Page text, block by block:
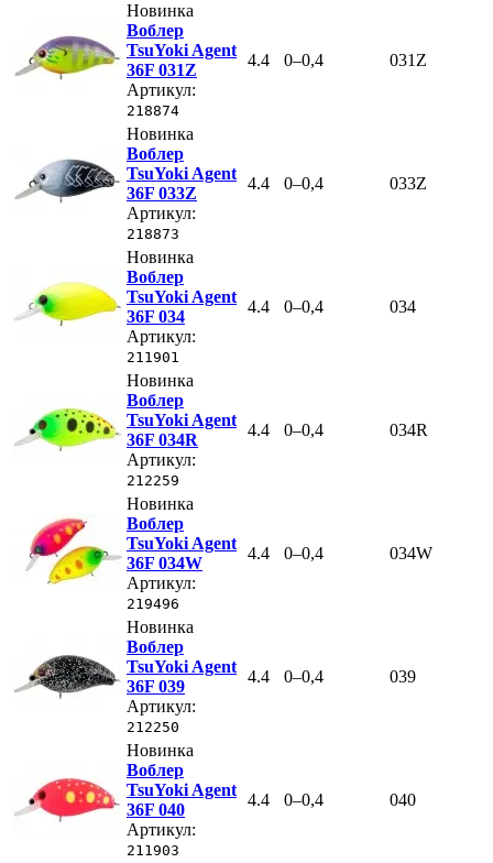
Новинка
Воблер
TsuYoki Agent
36F 031Z
Артикул:
218874
4.4 0–0,4 031Z
Новинка
Воблер
TsuYoki Agent
36F 033Z
Артикул:
218873
4.4 0–0,4 033Z
Новинка
Воблер
TsuYoki Agent
36F 034
Артикул:
211901
4.4 0–0,4 034
Новинка
Воблер
TsuYoki Agent
36F 034R
Артикул:
212259
4.4 0–0,4 034R
Новинка
Воблер
TsuYoki Agent
36F 034W
Артикул:
219496
4.4 0–0,4 034W
Новинка
Воблер
TsuYoki Agent
36F 039
Артикул:
212250
4.4 0–0,4 039
Новинка
Воблер
TsuYoki Agent
36F 040
Артикул:
211903
4.4 0–0,4 040